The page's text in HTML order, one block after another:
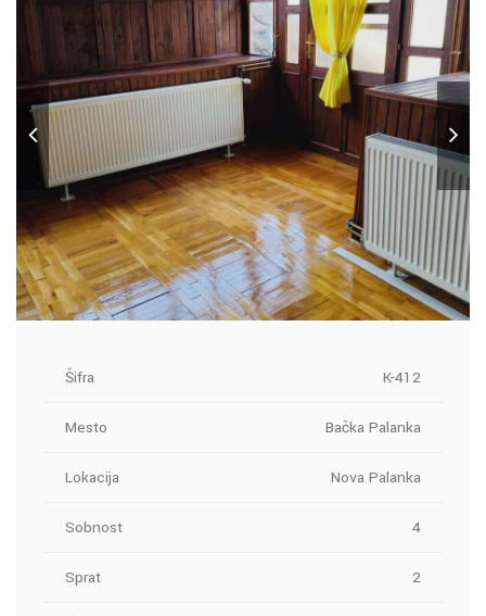
Šifra K-412
Mesto Bačka Palanka
Lokacija Nova Palanka
Sobnost 4
Sprat 2